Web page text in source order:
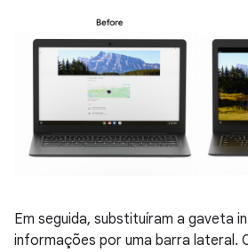
Em seguida, substituíram a gaveta
informações por uma barra lateral.